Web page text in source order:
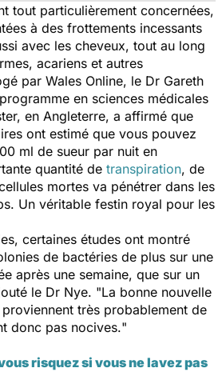
tout particulièrement concernées,
à des frottements incessants
avec les cheveux, tout au long
acariens et autres
par Wales Online, le Dr Gareth
en sciences médicales
en Angleterre, a affirmé que
ont estimé que vous pouvez
ml de sueur par nuit en
quantité de transpiration, de
mortes va pénétrer dans les
Un véritable festin royal pour les
certaines études ont montré
de bactéries de plus sur une
après une semaine, que sur un
le Dr Nye. "La bonne nouvelle
très probablement de
donc pas nocives."
risquez si vous ne lavez pas